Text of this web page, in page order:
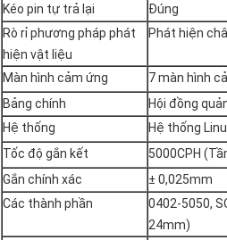
Kéo pin tự trả lại
Đúng
Rò rỉ phương pháp phát
hiện vật liệu
Phát hiện
Màn hình cảm ứng
7 màn hình
Bảng chính
Hội đồng
Hệ thống
Hệ thống
Tốc độ gắn kết
5000CPH
Gắn chính xác
± 0,025mm
Các thành phần
0402-5050,
24mm)